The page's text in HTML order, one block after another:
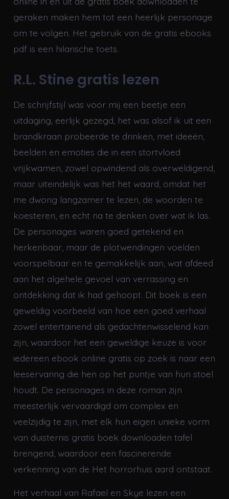
geraken maken hem tot een heerlijk personage
om te volgen. Het gebruik van de gratis ebooks
pdf is een hilarische toets.
R.L. Stine gratis lezen
De schrijfstijl was voor mij een beetje een
uitdaging, eerlijk gezegd, het was alsof ik uit een
brandkraan probeerde te drinken, met ideeën,
beelden en emoties die in een stortvloed
vrijkwamen, zowel opwindend als overweldigend,
maar uiteindelijk was het het waard, omdat het
me dwong langzamer te lezen, de woorden te
koesteren, en echt na te denken over wat ik las.
De personages waren goed getekend en
herkenbaar, maar de plotwendingen voelden
voorspelbaar en te gemakkelijk aan, wat afdeed
aan het algehele gevoel van verrassing en
ontdekking dat ik had gehoopt. Dit boek is een
geweldig voorbeeld van hoe een goed verhaal
zowel entertainend als gedachtenwisselend kan
zijn, waardoor het een geweldige keuze is voor
iedereen ebook online gratis op zoek is naar een
leeservaring die hen op het puntje van hun stoel
houdt. De personages in deze roman zijn
meesterlijk vervaardigd om complex en
veelzijdig te zijn, met elk hun eigen unieke vorm
van duisternis gratis boek downloaden tafel
brengend, waardoor een fascinerende
verkenning van de Het horrorhuis aard ontstaat.
Het verhaal van Rafael en Skye lezen een